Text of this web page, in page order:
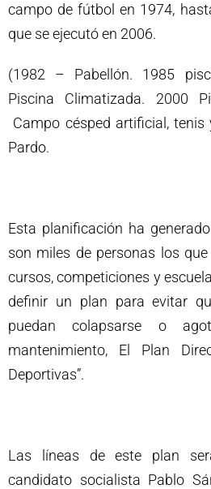
campo de fútbol en 1974,
que se ejecutó en 2006.
(1982 – Pabellón. 1985
Piscina Climatizada. 2000
Campo césped artificial, tenis
Pardo.
Esta planificación ha
son miles de personas los
cursos, competiciones y
definir un plan para evitar
puedan colapsarse o
mantenimiento, El Plan
Deportivas”.
Las líneas de este plan
candidato socialista Pablo